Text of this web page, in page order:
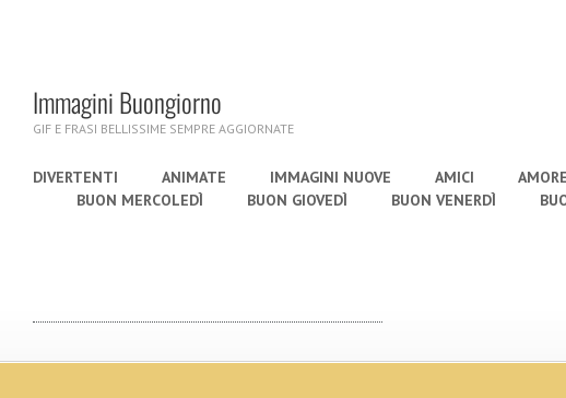
Immagini Buongiorno
GIF E FRASI BELLISSIME SEMPRE AGGIORNATE
DIVERTENTI ANIMATE IMMAGINI NUOVE AMICI AMORE
BUON MERCOLEDÌ
BUON GIOVEDÌ BUON VENERDÌ